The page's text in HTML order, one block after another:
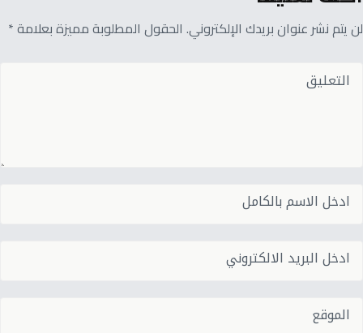
لن يتم نشر عنوان بريدك الإلكتروني. الحقول المطلوبة مميزة بعلامة *